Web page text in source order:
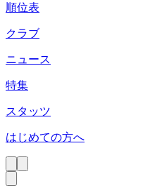
順位表
クラブ
ニュース
特集
スタッツ
はじめての方へ